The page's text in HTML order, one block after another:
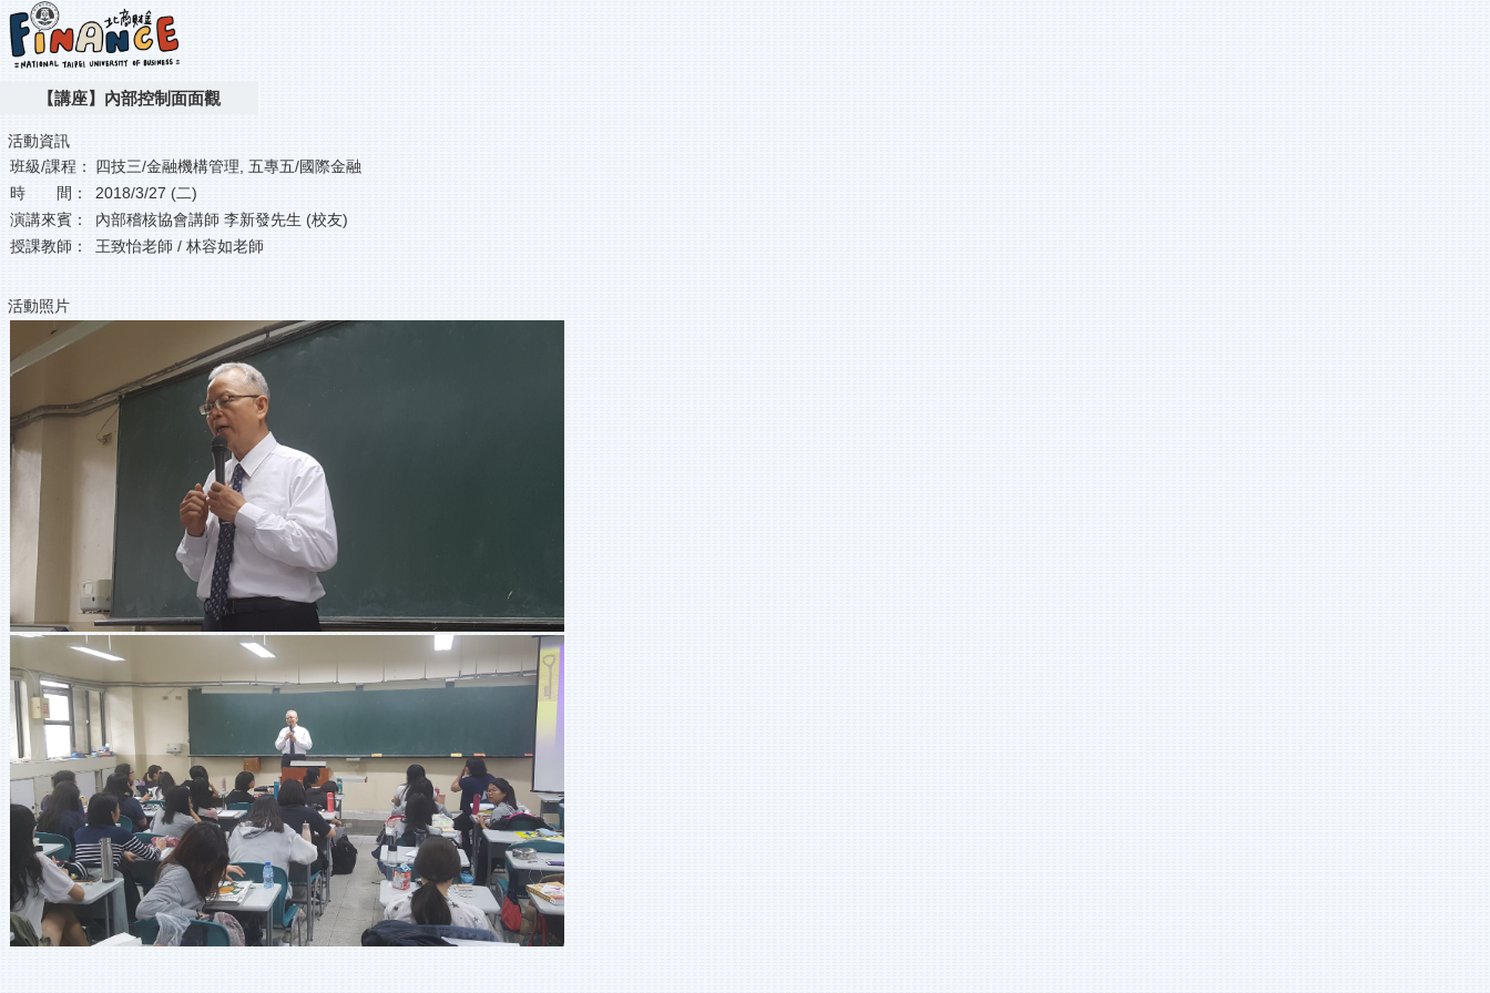
【講座】內部控制面面觀
活動資訊
班級/課程：
四技三/金融機構管理, 五專五/國際金融
時 間：
2018/3/27 (二)
演講來賓：
內部稽核協會講師 李新發先生 (校友)
授課教師：
王致怡老師 / 林容如老師
活動照片